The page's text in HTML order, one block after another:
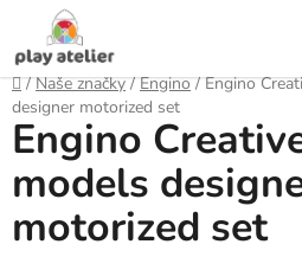
obsah
Domov
/ Naše značky / Engino / Engino
designer motorized set
Engino
models
motorized set